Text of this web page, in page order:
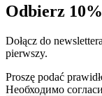
Odbierz
Dołącz do
pierwszy.
Proszę podać
Необходимо